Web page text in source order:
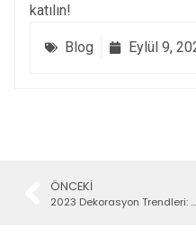
katılın!
Blog Eylül 9,
ÖNCEKI
2023 Dekorasyon Trendleri: Evini Yenilemenin Zamanı Geldi! 10 İpucu